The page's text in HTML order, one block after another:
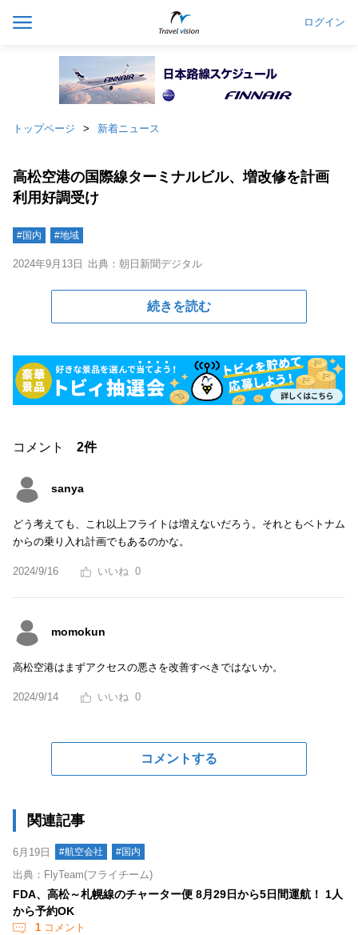
ログイン
トップページ 新着ニュース
高松空港の国際線ターミナルビル、増改修を計画
利用好調受け
#国内 #地域
2024年9月13日 出典：朝日新聞デジタル
続きを読む
コメント 2件
sanya
どう考えても、これ以上フライトは増えないだろう。それともベトナム
からの乗り入れ計画でもあるのかな。
2024/9/16 0
momokun
高松空港はまずアクセスの悪さを改善すべきではないか。
2024/9/14 0
コメントする
関連記事
6月19日 #航空会社 #国内
出典：FlyTeam(フライチーム)
FDA、高松～札幌線のチャーター便 8月29日から5日間運航！ 1人
から予約OK
1 コメント